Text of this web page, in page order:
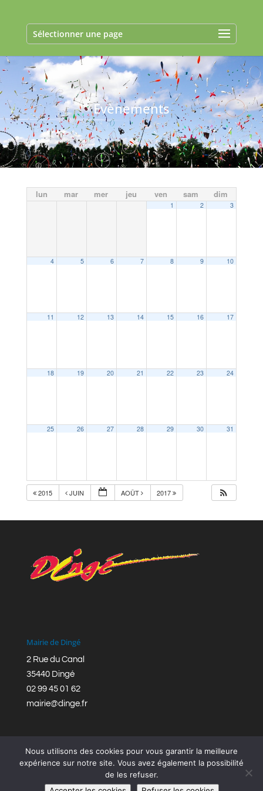
Sélectionner une page
Evènements
lun mar mer jeu ven sam dim
1 2 3
4 5 6 7 8 9 10
11 12 13 14 15 16 17
18 19 20 21 22 23 24
25 26 27 28 29 30 31
2015 JUIN AOÛT 2017
Mairie de Dingé
2 Rue du Canal
35440 Dingé
02 99 45 01 62
mairie@dinge.fr
Réalisation © Mairie de Dingé,Bretagne Romantique
Nous utilisons des cookies pour vous garantir la meilleure
expérience sur notre site. Vous avez également la possibilité
de les refuser.